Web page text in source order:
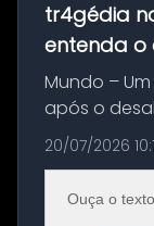
tr4gédia
entenda o
Mundo –
após o
as
Mundo
Ciudad
no...
20/07/2026
Ouça o texto